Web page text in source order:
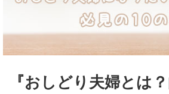
『おしどり夫婦とは